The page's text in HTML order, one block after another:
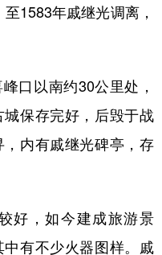
1583年戚继光调离，
以南约30公里处，
保存完好，后毁于战
内有戚继光碑亭，存
，如今建成旅游景
有不少火器图样。戚